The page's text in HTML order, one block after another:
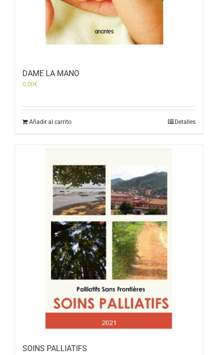
DAME LA MANO
0,00€
Añadir al carrito Detalles
SOINS PALLIATIFS